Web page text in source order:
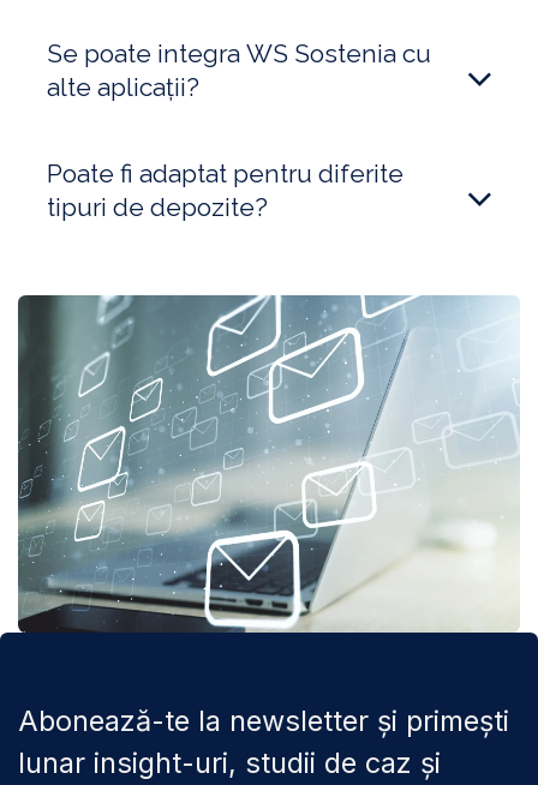
Se poate integra WS Sostenia cu
alte aplicații?
Poate fi adaptat pentru diferite
tipuri de depozite?
Abonează-te la newsletter și primești
lunar insight-uri, studii de caz și